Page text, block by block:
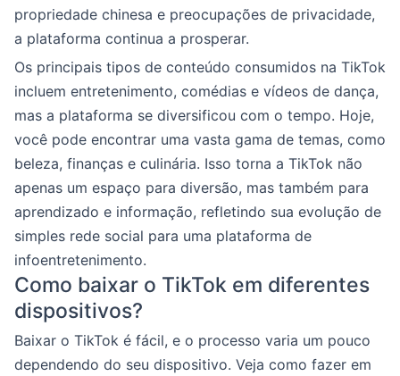
propriedade chinesa e preocupações de privacidade,
a plataforma continua a prosperar.
Os principais tipos de conteúdo consumidos na TikTok
incluem entretenimento, comédias e vídeos de dança,
mas a plataforma se diversificou com o tempo. Hoje,
você pode encontrar uma vasta gama de temas, como
beleza, finanças e culinária. Isso torna a TikTok não
apenas um espaço para diversão, mas também para
aprendizado e informação, refletindo sua evolução de
simples rede social para uma plataforma de
infoentretenimento.
Como baixar o TikTok em diferentes
dispositivos?
Baixar o TikTok é fácil, e o processo varia um pouco
dependendo do seu dispositivo. Veja como fazer em